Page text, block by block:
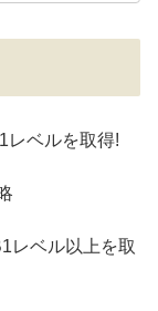
レベルを取得!
レベル以上を取